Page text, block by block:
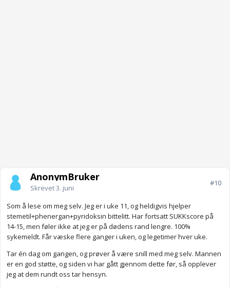
AnonymBruker
Skrevet3. juni
#10
Som å lese om meg selv. Jeg er i uke 11, og heldigvis hjelper
stemetil+phenergan+pyridoksin bittelitt. Har fortsatt SUKKscore på
14-15, men føler ikke at jeg er på dødens rand lengre. 100%
sykemeldt. Får væske flere ganger i uken, og legetimer hver uke.
Tar én dag om gangen, og prøver å være snill med meg selv. Mannen
er en god støtte, og siden vi har gått gjennom dette før, så opplever
jeg at dem rundt oss tar hensyn.